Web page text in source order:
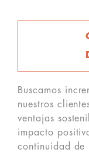
Buscamos
nuestros
ventajas
impacto
continuidad